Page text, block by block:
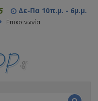
Δε-Πα 10π.μ. - 6μ.μ.
Επικοινωνία